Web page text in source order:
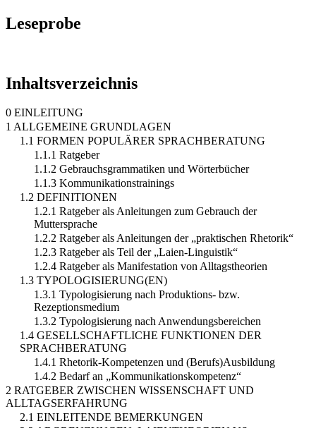
Leseprobe
Inhaltsverzeichnis
0 EINLEITUNG
1 ALLGEMEINE GRUNDLAGEN
1.1 FORMEN POPULÄRER SPRACHBERATUNG
1.1.1 Ratgeber
1.1.2 Gebrauchsgrammatiken und Wörterbücher
1.1.3 Kommunikationstrainings
1.2 DEFINITIONEN
1.2.1 Ratgeber als Anleitungen zum Gebrauch der
Muttersprache
1.2.2 Ratgeber als Anleitungen der „praktischen Rhetorik“
1.2.3 Ratgeber als Teil der „Laien-Linguistik“
1.2.4 Ratgeber als Manifestation von Alltagstheorien
1.3 TYPOLOGISIERUNG(EN)
1.3.1 Typologisierung nach Produktions- bzw.
Rezeptionsmedium
1.3.2 Typologisierung nach Anwendungsbereichen
1.4 GESELLSCHAFTLICHE FUNKTIONEN DER
SPRACHBERATUNG
1.4.1 Rhetorik-Kompetenzen und (Berufs)Ausbildung
1.4.2 Bedarf an „Kommunikationskompetenz“
2 RATGEBER ZWISCHEN WISSENSCHAFT UND
ALLTAGSERFAHRUNG
2.1 EINLEITENDE BEMERKUNGEN